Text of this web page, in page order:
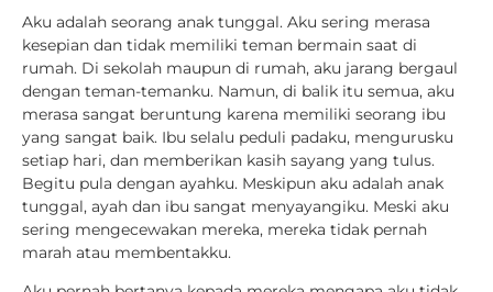
Aku adalah seorang anak tunggal. Aku sering merasa
kesepian dan tidak memiliki teman bermain saat di
rumah. Di sekolah maupun di rumah, aku jarang bergaul
dengan teman-temanku. Namun, di balik itu semua, aku
merasa sangat beruntung karena memiliki seorang ibu
yang sangat baik. Ibu selalu peduli padaku, mengurusku
setiap hari, dan memberikan kasih sayang yang tulus.
Begitu pula dengan ayahku. Meskipun aku adalah anak
tunggal, ayah dan ibu sangat menyayangiku. Meski aku
sering mengecewakan mereka, mereka tidak pernah
marah atau membentakku.